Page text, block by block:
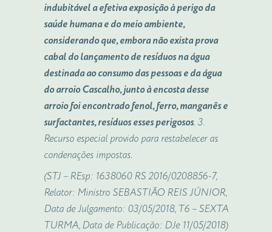
indubitável a efetiva exposição à perigo da
saúde humana e do meio ambiente,
considerando que, embora não exista prova
cabal do lançamento de resíduos na água
destinada ao consumo das pessoas e da água
do arroio Cascalho, junto à encosta desse
arroio foi encontrado fenol, ferro, manganês e
surfactantes, resíduos esses perigosos. 3.
Recurso especial provido para restabelecer as
condenações impostas.
(STJ – REsp: 1638060 RS 2016/0208856-7,
Relator: Ministro SEBASTIÃO REIS JÚNIOR,
Data de Julgamento: 03/05/2018, T6 – SEXTA
TURMA, Data de Publicação: DJe 11/05/2018)